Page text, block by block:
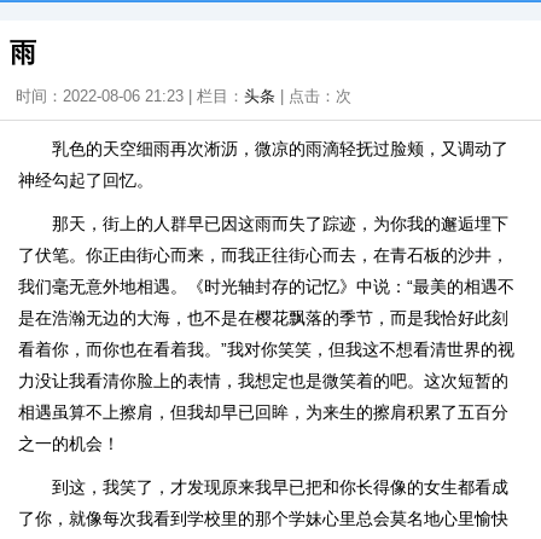
雨
时间：2022-08-06 21:23 | 栏目： 头条 | 点击： 次
乳色的天空细雨再次淅沥，微凉的雨滴轻抚过脸颊，又调动了
神经勾起了回忆。
那天，街上的人群早已因这雨而失了踪迹，为你我的邂逅埋下
了伏笔。你正由街心而来，而我正往街心而去，在青石板的沙井，
我们毫无意外地相遇。《时光轴封存的记忆》中说：“最美的相遇不
是在浩瀚无边的大海，也不是在樱花飘落的季节，而是我恰好此刻
看着你，而你也在看着我。”我对你笑笑，但我这不想看清世界的视
力没让我看清你脸上的表情，我想定也是微笑着的吧。这次短暂的
相遇虽算不上擦肩，但我却早已回眸，为来生的擦肩积累了五百分
之一的机会！
到这，我笑了，才发现原来我早已把和你长得像的女生都看成
了你，就像每次我看到学校里的那个学妹心里总会莫名地心里愉快